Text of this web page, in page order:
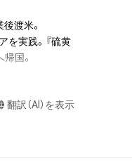
味します。）
、本アイテム
る知的財産権
の事前の同意
ません。）を
渡米。
を実践。『硫黄
国。
翻訳（AI）を表示